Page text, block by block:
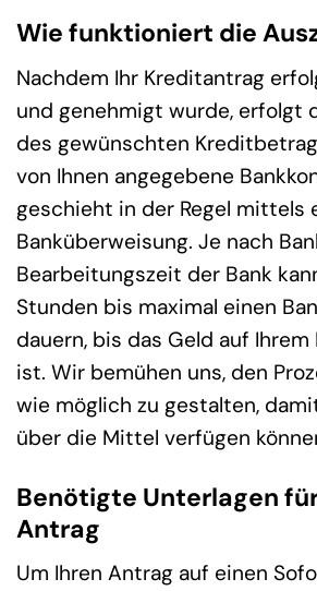
Wie funktioniert die
Nachdem Ihr Kreditantrag
und genehmigt wurde, erfolgt
des gewünschten
von Ihnen angegebene
geschieht in der Regel mittels
Banküberweisung. Je nach
Bearbeitungszeit der Bank
Stunden bis maximal einen
dauern, bis das Geld auf
ist. Wir bemühen uns, den
wie möglich zu gestalten,
über die Mittel verfügen
Benötigte Unterlagen
Antrag
Um Ihren Antrag auf einen